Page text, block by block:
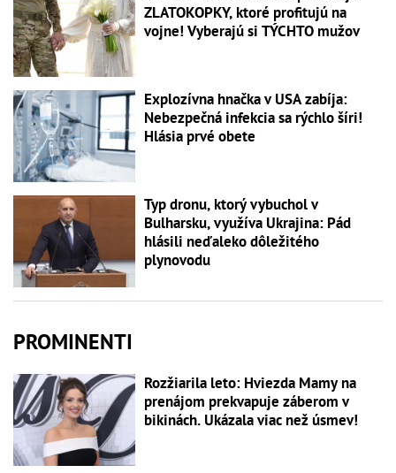
ZLATOKOPKY, ktoré profitujú na
vojne! Vyberajú si TÝCHTO mužov
Explozívna hnačka v USA zabíja:
Nebezpečná infekcia sa rýchlo šíri!
Hlásia prvé obete
Typ dronu, ktorý vybuchol v
Bulharsku, využíva Ukrajina: Pád
hlásili neďaleko dôležitého
plynovodu
PROMINENTI
Rozžiarila leto: Hviezda Mamy na
prenájom prekvapuje záberom v
bikinách. Ukázala viac než úsmev!